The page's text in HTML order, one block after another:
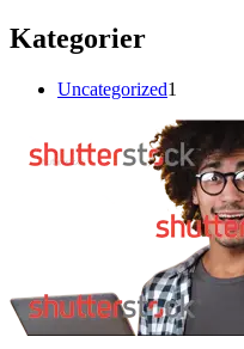
Kategorier
Uncategorized1